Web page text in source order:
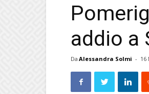
addio a
Da Alessandra Solmi - 16